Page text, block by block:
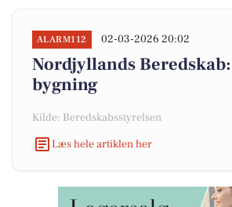
ALARM112 02-03-2026 20:02
Nordjyllands
bygning
Kilde: Beredskabsstyrelsen
Læs hele artiklen her